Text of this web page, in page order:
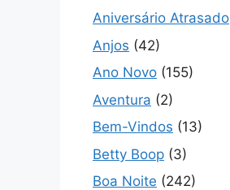
Aniversário Atrasado
Anjos (42)
Ano Novo (155)
Aventura (2)
Bem-Vindos (13)
Betty Boop (3)
Boa Noite (242)